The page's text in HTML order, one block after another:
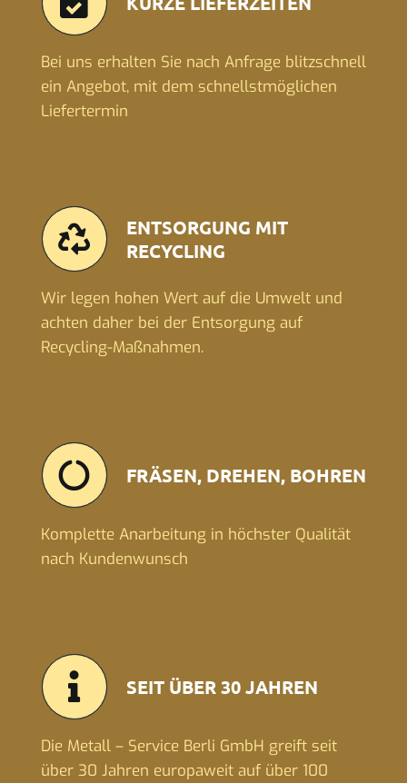
Bei uns erhalten Sie nach Anfrage blitzschnell
ein Angebot, mit dem schnellstmöglichen
Liefertermin
ENTSORGUNG MIT
RECYCLING
Wir legen hohen Wert auf die Umwelt und
achten daher bei der Entsorgung auf
Recycling-Maßnahmen.
FRÄSEN, DREHEN, BOHREN
Komplette Anarbeitung in höchster Qualität
nach Kundenwunsch
SEIT ÜBER 30 JAHREN
Die Metall – Service Berli GmbH greift seit
über 30 Jahren europaweit auf über 100